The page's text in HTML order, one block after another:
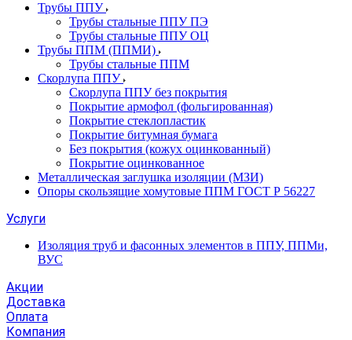
Трубы ППУ
Трубы стальные ППУ ПЭ
Трубы стальные ППУ ОЦ
Трубы ППМ (ППМИ)
Трубы стальные ППМ
Скорлупа ППУ
Скорлупа ППУ без покрытия
Покрытие армофол (фольгированная)
Покрытие стеклопластик
Покрытие битумная бумага
Без покрытия (кожух оцинкованный)
Покрытие оцинкованное
Металлическая заглушка изоляции (МЗИ)
Опоры скользящие хомутовые ППМ ГОСТ Р 56227
Услуги
Изоляция труб и фасонных элементов в ППУ, ППМи,
ВУС
Акции
Доставка
Оплата
Компания